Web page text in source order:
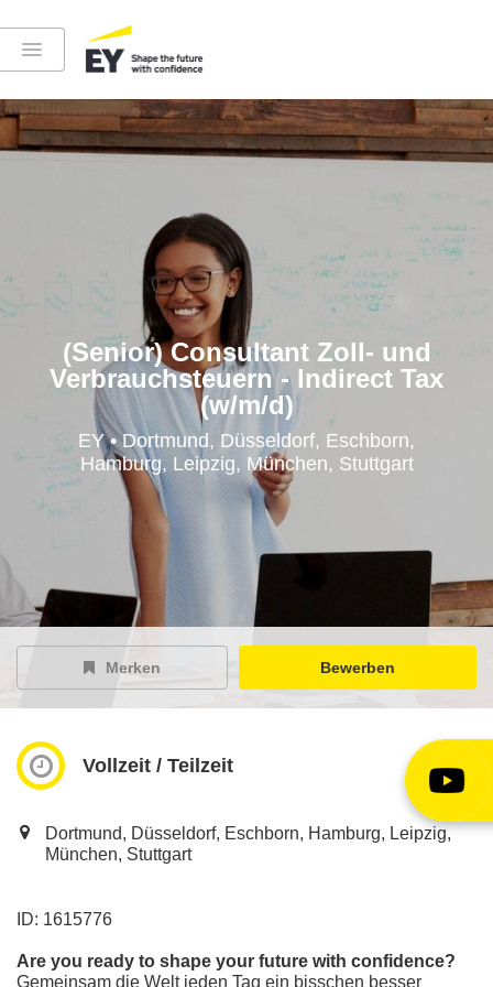
Instagram
YouTube
Höre in die EY-Welt rein
EY Careers Spotlight
der Karriere-Podcast
EY Joblight
(Senior) Consultant Zoll- und
Verbrauchsteuern - Indirect Tax
(w/m/d)
EY • Dortmund, Düsseldorf, Eschborn,
Hamburg, Leipzig, München, Stuttgart
Merken Bewerben
Vollzeit / Teilzeit
Dortmund, Düsseldorf, Eschborn, Hamburg, Leipzig,
München, Stuttgart
ID: 1615776
Are you ready to shape your future with confidence?
Gemeinsam die Welt jeden Tag ein bisschen besser